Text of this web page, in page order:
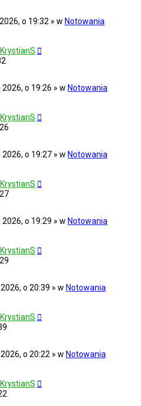
o 19:32 » w Notowania
KrystianS
2026, o 19:26 » w Notowania
KrystianS
2026, o 19:27 » w Notowania
KrystianS
2026, o 19:29 » w Notowania
KrystianS
o 20:39 » w Notowania
KrystianS
o 20:22 » w Notowania
KrystianS